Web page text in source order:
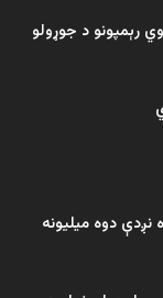
رېمپونو د جوړولو
دوه میلیونه